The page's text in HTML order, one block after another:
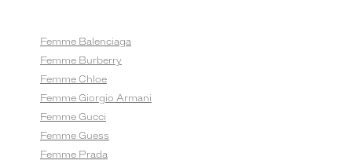
Femme Balenciaga
Femme Burberry
Femme Chloe
Femme Giorgio Armani
Femme Gucci
Femme Guess
Femme Prada